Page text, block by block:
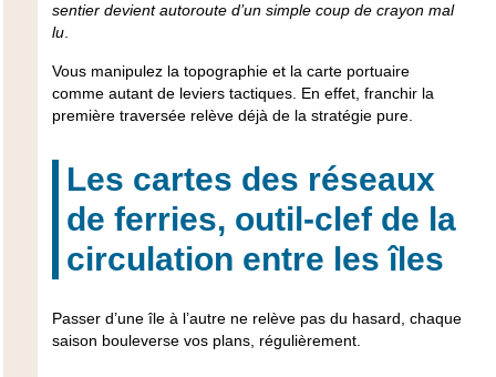
sentier devient autoroute d’un simple coup de crayon mal
lu.
Vous manipulez la topographie et la carte portuaire
comme autant de leviers tactiques. En effet, franchir la
première traversée relève déjà de la stratégie pure.
Les cartes des réseaux
de ferries, outil-clef de la
circulation entre les îles
Passer d’une île à l’autre ne relève pas du hasard, chaque
saison bouleverse vos plans, régulièrement.